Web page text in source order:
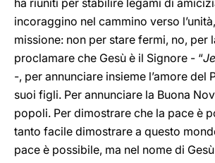
ha riuniti per stabilire legami di
incoraggino nel cammino verso
missione: non per stare fermi, no, per
proclamare che Gesù è il Signore - “
-, per annunciare insieme l’amore del
suoi figli. Per annunciare la Buona
popoli. Per dimostrare che la pace è
tanto facile dimostrare a questo
pace è possibile, ma nel nome di